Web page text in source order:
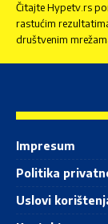
Čitajte Hypetv.rs
rastućim
društvenim
Impresum
Politika
Uslovi